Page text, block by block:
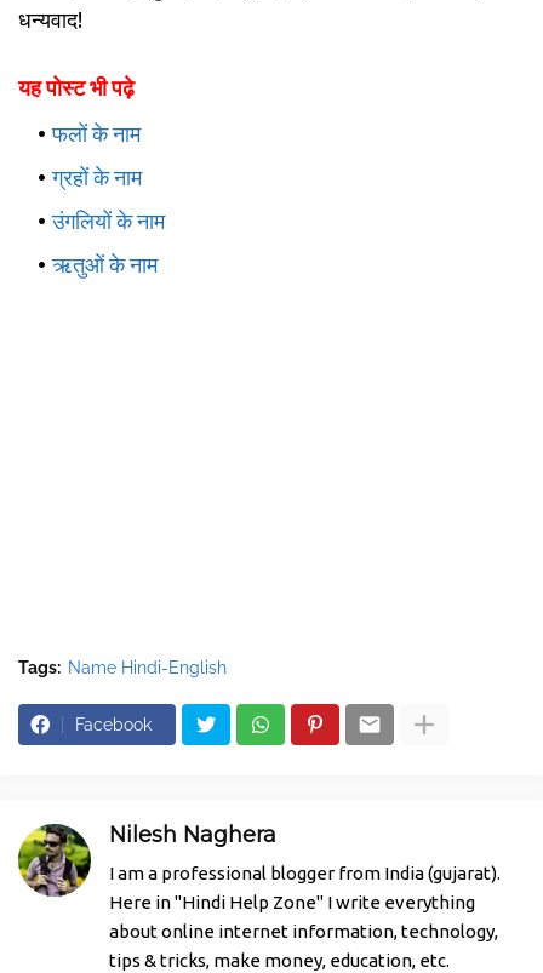
धन्यवाद!
यह पोस्ट भी पढ़े
फलों के नाम
ग्रहों के नाम
उंगलियों के नाम
ऋतुओं के नाम
Tags: Name Hindi-English
Facebook
Nilesh Naghera
I am a professional blogger from India (gujarat).
Here in "Hindi Help Zone" I write everything
about online internet information, technology,
tips & tricks, make money, education, etc.